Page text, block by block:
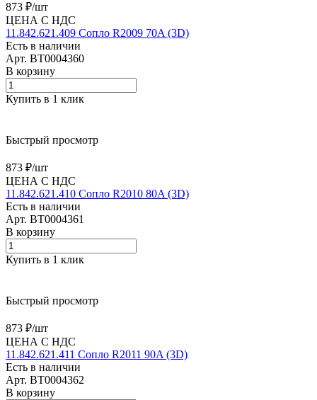
873 ₽/шт
ЦЕНА С НДС
11.842.621.409 Сопло R2009 70A (3D)
Есть в наличии
Арт. BT0004360
В корзину
Купить в 1 клик
Быстрый просмотр
873 ₽/шт
ЦЕНА С НДС
11.842.621.410 Сопло R2010 80A (3D)
Есть в наличии
Арт. BT0004361
В корзину
Купить в 1 клик
Быстрый просмотр
873 ₽/шт
ЦЕНА С НДС
11.842.621.411 Сопло R2011 90A (3D)
Есть в наличии
Арт. BT0004362
В корзину